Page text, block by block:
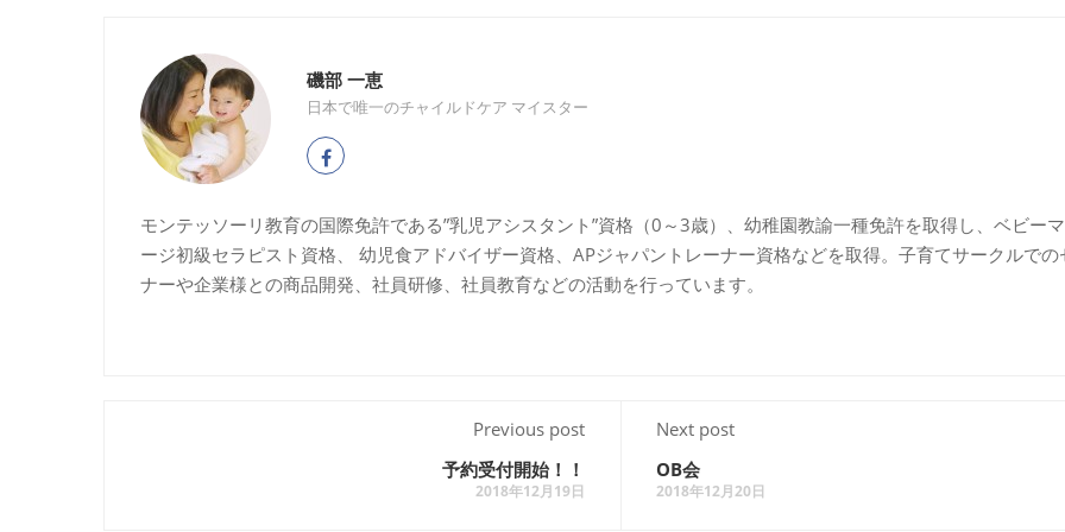
磯部 一恵
日本で唯一のチャイルドケア マイスター
モンテッソーリ教育の国際免許である”乳児アシスタント”資格（0～3歳）、幼稚園教諭一種免許を取得し、ベビー
ージ初級セラピスト資格、 幼児食アドバイザー資格、APジャパントレーナー資格などを取得。子育てサークルでの
ナーや企業様との商品開発、社員研修、社員教育などの活動を行っています。
Previous post
予約受付開始！！
2018年12月19日
Next post
OB会
2018年12月20日